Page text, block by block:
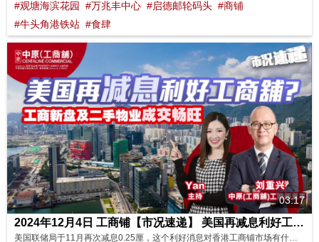
#观塘海滨花园 #万兆丰中心 #启德邮轮码头 #商铺
#牛头角港铁站 #食肆
03:17
2024年12月4日 工商铺【市况速递】 美国再减息利好工商铺？ 工商新盘及二手物业成交畅旺